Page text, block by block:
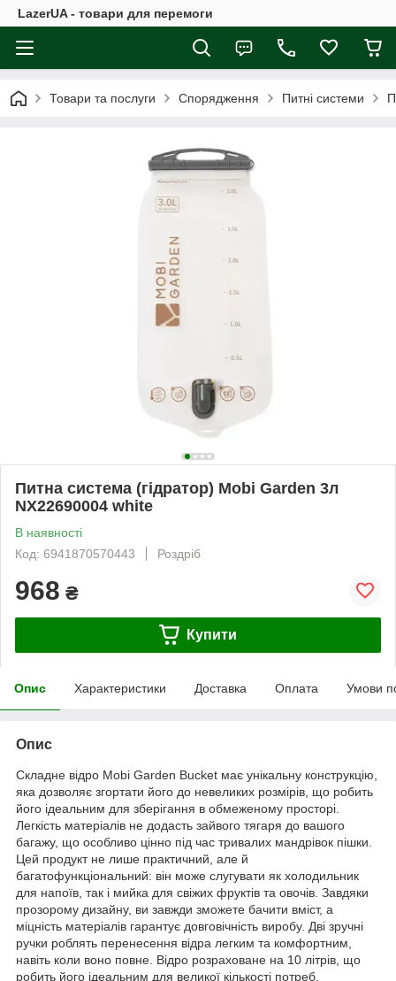
LazerUA - товари для перемоги
Товари та послуги Спорядження Питні системи
Питна система (гідратор) Mobi Garden 3л
NX22690004 whіte
В наявності
Код: 6941870570443
Роздріб
968 ₴
Купити
Опис Характеристики Доставка Оплата Умови
Опис
Складне відро Mobi Garden Bucket має унікальну конструкцію,
яка дозволяє згортати його до невеликих розмірів, що робить
його ідеальним для зберігання в обмеженому просторі.
Легкість матеріалів не додасть зайвого тягаря до вашого
багажу, що особливо цінно під час тривалих мандрівок пішки.
Цей продукт не лише практичний, але й
багатофункціональний: він може слугувати як холодильник
для напоїв, так і мийка для свіжих фруктів та овочів. Завдяки
прозорому дизайну, ви завжди зможете бачити вміст, а
міцність матеріалів гарантує довговічність виробу. Дві зручні
ручки роблять перенесення відра легким та комфортним,
навіть коли воно повне. Відро розраховане на 10 літрів, що
робить його ідеальним для великої кількості потреб.